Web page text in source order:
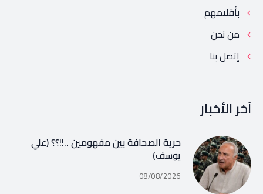
بأقلامهم
من نحن
إتصل بنا
آخر الأخبار
حرية الصحافة بين مفهومين ..!!؟؟ (علي
يوسف)
08/08/2026